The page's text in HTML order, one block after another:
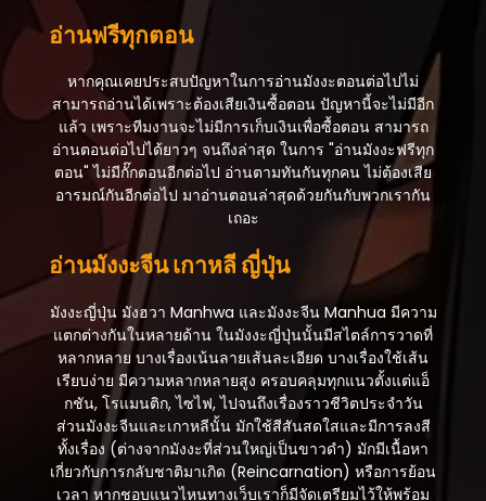
อ่านฟรีทุกตอน
หากคุณเคยประสบปัญหาในการอ่านมังงะตอนต่อไปไม่
สามารถอ่านได้เพราะต้องเสียเงินซื้อตอน ปัญหานี้จะไม่มีอีก
แล้ว เพราะทีมงานจะไม่มีการเก็บเงินเพื่อซื้อตอน สามารถ
อ่านตอนต่อไปได้ยาวๆ จนถึงล่าสุด ในการ "อ่านมังงะฟรีทุก
ตอน" ไม่มีกั๊กตอนอีกต่อไป อ่านตามทันกันทุกคน ไม่ต้องเสีย
อารมณ์กันอีกต่อไป มาอ่านตอนล่าสุดด้วยกันกับพวกเรากัน
เถอะ
อ่านมังงะจีน เกาหลี ญี่ปุ่น
มังงะญี่ปุ่น มังฮวา Manhwa และมังงะจีน Manhua มีความ
แตกต่างกันในหลายด้าน ในมังงะญี่ปุ่นนั้นมีสไตล์การวาดที่
หลากหลาย บางเรื่องเน้นลายเส้นละเอียด บางเรื่องใช้เส้น
เรียบง่าย มีความหลากหลายสูง ครอบคลุมทุกแนวตั้งแต่แอ็
กชัน, โรแมนติก, ไซไฟ, ไปจนถึงเรื่องราวชีวิตประจำวัน
ส่วนมังงะจีนและเกาหลีนั้น มักใช้สีสันสดใสและมีการลงสี
ทั้งเรื่อง (ต่างจากมังงะที่ส่วนใหญ่เป็นขาวดำ) มักมีเนื้อหา
เกี่ยวกับการกลับชาติมาเกิด (Reincarnation) หรือการย้อน
เวลา หากชอบแนวไหนทางเว็บเราก็มีจัดเตรียมไว้ให้พร้อม